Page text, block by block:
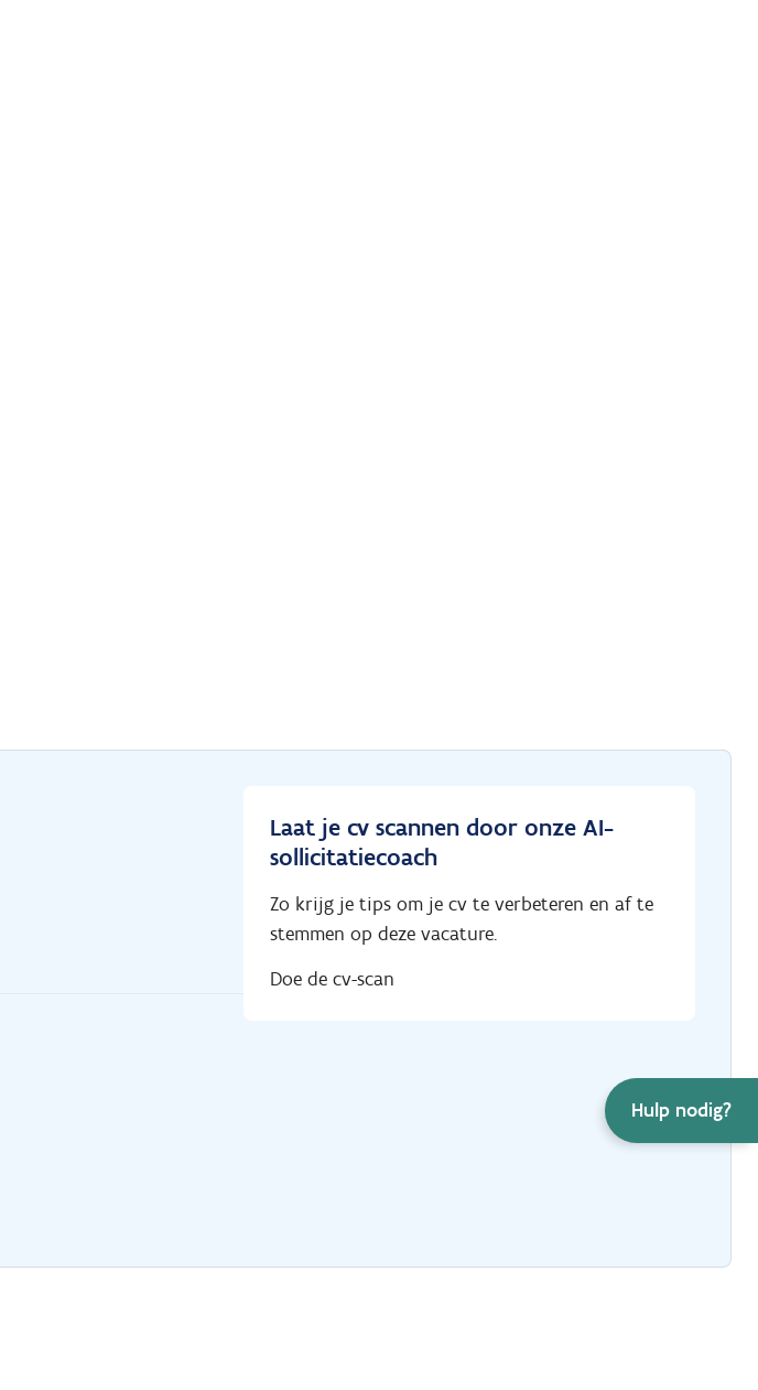
Hulp nodig?
Laat je cv scannen door onze AI-
sollicitatiecoach
Zo krijg je tips om je cv te verbeteren en af te
stemmen op deze vacature.
Doe de cv-scan